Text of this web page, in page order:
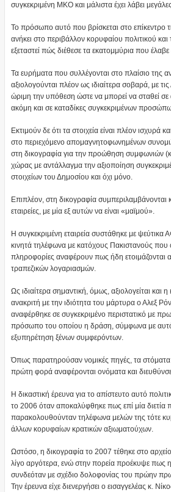
συγκεκριμένη ΜΚΟ και μάλιστα έχει λάβει
Το πρόσωπο αυτό που βρίσκεται στο επίκεντρο
ανήκει στο περιβάλλον κορυφαίου πολιτικού και
εξεταστεί πώς διέθεσε τα εκατομμύρια που
Τα ευρήματα που συλλέγονται στο πλαίσιο της
αξιολογούνται πλέον ως ιδιαίτερα σοβαρά, με
ώριμη την υπόθεση ώστε να μπορεί να σταθεί σε
ακόμη και σε καταδίκες συγκεκριμένων
Εκτιμούν δε ότι τα στοιχεία είναι πλέον
στο περιεχόμενο απομαγνητοφωνημένων
στη δικογραφία για την προώθηση συμφωνιών
χώρας με αντάλλαγμα την αξιοποίηση
στοιχείων του Δημοσίου και όχι μόνο.
Επιπλέον, στη δικογραφία συμπεριλαμβάνονται
εταιρείες, με μία εξ αυτών να είναι «μαϊμού».
Η συγκεκριμένη εταιρεία συστάθηκε με
κινητά τηλέφωνα με κατόχους Πακιστανούς
πληροφορίες αναφέρουν πως ήδη ετοιμάζονται
τραπεζικών λογαριασμών.
Ως ιδιαίτερα σημαντική, όμως, αξιολογείται
ανακριτή με την ιδιότητα του μάρτυρα ο Αλεξ
αναφέρθηκε σε συγκεκριμένο περιστατικό με
πρόσωπο του οποίου η δράση, σύμφωνα με
εξυπηρέτηση ξένων συμφερόντων.
Όπως παρατηρούσαν νομικές πηγές, τα στόματα
πρώτη φορά αναφέρονται ονόματα και
Η δικαστική έρευνα για το απίστευτο αυτό
το 2006 όταν αποκαλύφθηκε πως επί μία
παρακολουθούνταν τηλέφωνα μελών της τότε
άλλων κορυφαίων κρατικών αξιωματούχων.
Ωστόσο, η δικογραφία το 2007 τέθηκε στο
λίγο αργότερα, ενώ στην πορεία προέκυψε
συνδεόταν με σχέδιο δολοφονίας του πρώην
Την έρευνα είχε διενεργήσει ο εισαγγελέας κ.